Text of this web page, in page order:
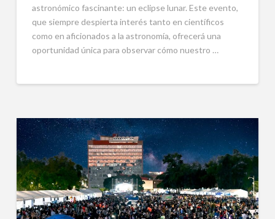
astronómico fascinante: un eclipse lunar. Este evento,
que siempre despierta interés tanto en científicos
como en aficionados a la astronomía, ofrecerá una
oportunidad única para observar cómo nuestro …